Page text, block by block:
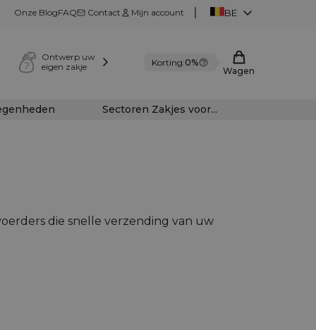
Onze BlogFAQ Contact Mijn account BE
Ontwerp uw
eigen zakje
Korting:0%
Wagen
Sectoren Zakjes voor...
die snelle verzending van uw